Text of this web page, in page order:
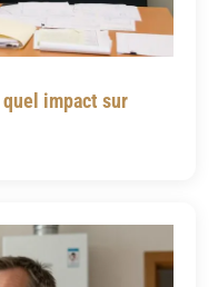
impact sur